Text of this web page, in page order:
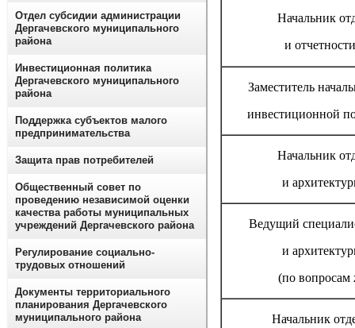
Начальник
и
Заместитель
инвестиционной
Начальник
и
Ведущий
и
(по
Начальник
Отдел субсидии администрации
Дергачевского муниципального
района
Инвестиционная политика
Дергачевского муниципального
района
Поддержка субъектов малого
предпринимательства
Защита прав потребителей
Общественный совет по
проведению независимой оценки
качества работы муниципальных
учреждений Дергачевского района
Регулирование социально-
трудовых отношений
Документы территориального
планирования Дергачевского
муниципального района